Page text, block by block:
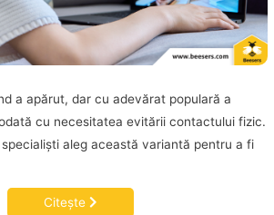
a apărut, dar cu adevărat populară a
cu necesitatea evitării contactului fizic.
aleg această variantă pentru a fi
Citește